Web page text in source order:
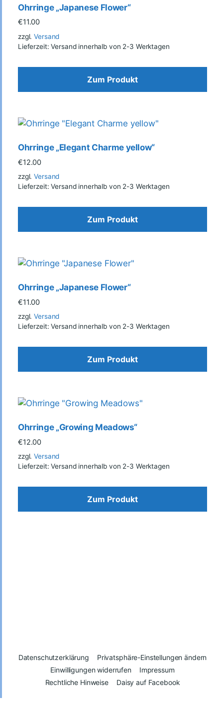
Ohrringe „Japanese Flower“
€11.00
zzgl.Versand
Lieferzeit: Versand innerhalb von 2-3 Werktagen
Zum Produkt
Ohrringe „Elegant Charme yellow“
€12.00
zzgl.Versand
Lieferzeit: Versand innerhalb von 2-3 Werktagen
Zum Produkt
Ohrringe „Japanese Flower“
€11.00
zzgl.Versand
Lieferzeit: Versand innerhalb von 2-3 Werktagen
Zum Produkt
Ohrringe „Growing Meadows“
€12.00
zzgl.Versand
Lieferzeit: Versand innerhalb von 2-3 Werktagen
Zum Produkt
Datenschutzerklärung
Privatsphäre-Einstellungen ändern
Einwilligungen widerrufen
Impressum
Rechtliche Hinweise
Daisy auf Facebook